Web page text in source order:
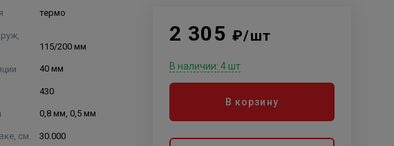
термо
115/200 мм
40 мм
430
0,8 мм, 0,5 мм
см. 30.000
2 305 ₽/шт
В наличии: 4 шт
В корзину